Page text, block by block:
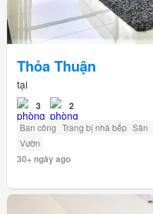
Thỏa Thuận
tại
3 2
Ban công Trang bị nhà bếp Sân
Vườn
30+ ngày ago